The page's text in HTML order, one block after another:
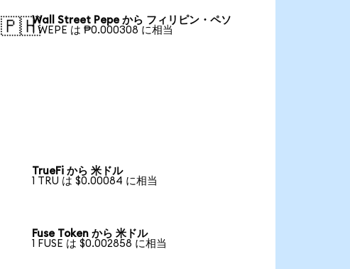
🇵🇭Wall Street Pepe から フィリピン・ペソ
1 WEPE は ₱0.000308 に相当
TrueFi から 米ドル
1 TRU は $0.00084 に相当
Fuse Token から 米ドル
1 FUSE は $0.002858 に相当